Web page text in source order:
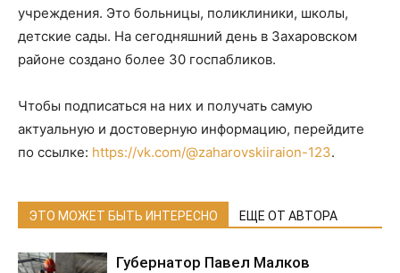
учреждения. Это больницы, поликлиники, школы,
детские сады. На сегодняшний день в Захаровском
районе создано более 30 госпабликов.
Чтобы подписаться на них и получать самую
актуальную и достоверную информацию, перейдите
по ссылке: https://vk.com/@zaharovskiiraion-123.
ЭТО МОЖЕТ БЫТЬ ИНТЕРЕСНО ЕЩЕ ОТ АВТОРА
Губернатор Павел Малков